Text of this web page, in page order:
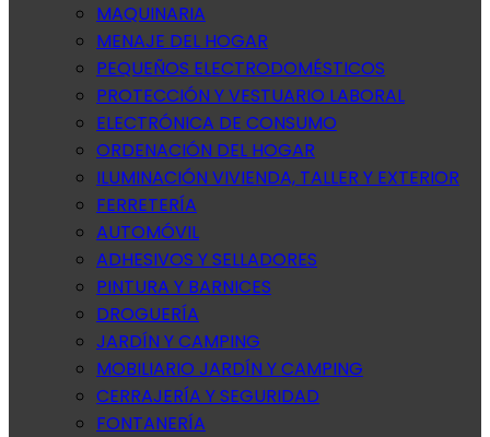
MAQUINARIA
MENAJE DEL HOGAR
PEQUEÑOS ELECTRODOMÉSTICOS
PROTECCIÓN Y VESTUARIO LABORAL
ELECTRÓNICA DE CONSUMO
ORDENACIÓN DEL HOGAR
ILUMINACIÓN VIVIENDA, TALLER Y EXTERIOR
FERRETERÍA
AUTOMÓVIL
ADHESIVOS Y SELLADORES
PINTURA Y BARNICES
DROGUERÍA
JARDÍN Y CAMPING
MOBILIARIO JARDÍN Y CAMPING
CERRAJERÍA Y SEGURIDAD
FONTANERÍA